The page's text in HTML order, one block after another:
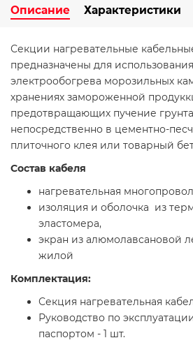
Описание Характеристики
Секции нагревательные
предназначены для
электрообогрева морозильных
хранениях замороженной
предотвращающих пучение
непосредственно в цементно-
плиточного клея или товарный
Состав кабеля
нагревательная
изоляция и оболочка из
эластомера,
экран из алюмолавсановой
жилой
Комплектация:
Секция нагревательная
Руководство по
паспортом - 1 шт.